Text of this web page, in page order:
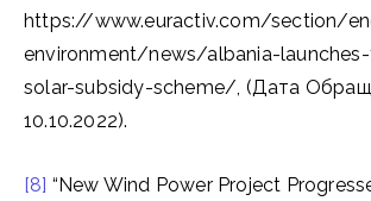
https://www.euractiv.com/section/
environment/news/albania-
solar-subsidy-scheme/, (Дата
10.10.2022).
[8] “New Wind Power Project